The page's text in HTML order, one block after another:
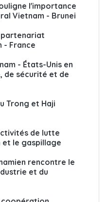
l'importance
Vietnam - Brunei
- France
- États-Unis en
de sécurité et de
Trong et Haji
de lutte
le gaspillage
rencontre le
et du